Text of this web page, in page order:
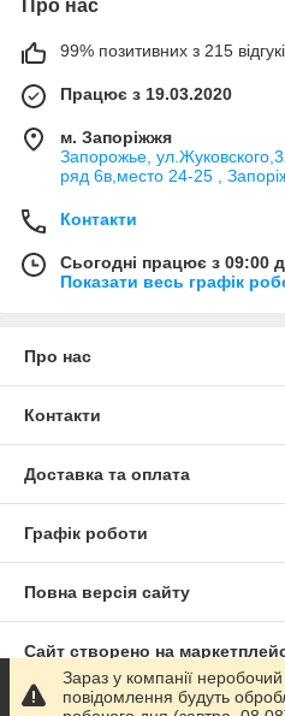
Про нас
99% позитивних з 215
Працює з 19.03.2020
м. Запоріжжя
Запорожье,
ряд 6в,место 24-25 ,
Контакти
Сьогодні працює з 09:00
Показати весь графік
Про нас
Контакти
Доставка та оплата
Графік роботи
Повна версія сайту
Сайт створено на
Політика конфіденційності
Зараз у компанії
повідомлення будуть